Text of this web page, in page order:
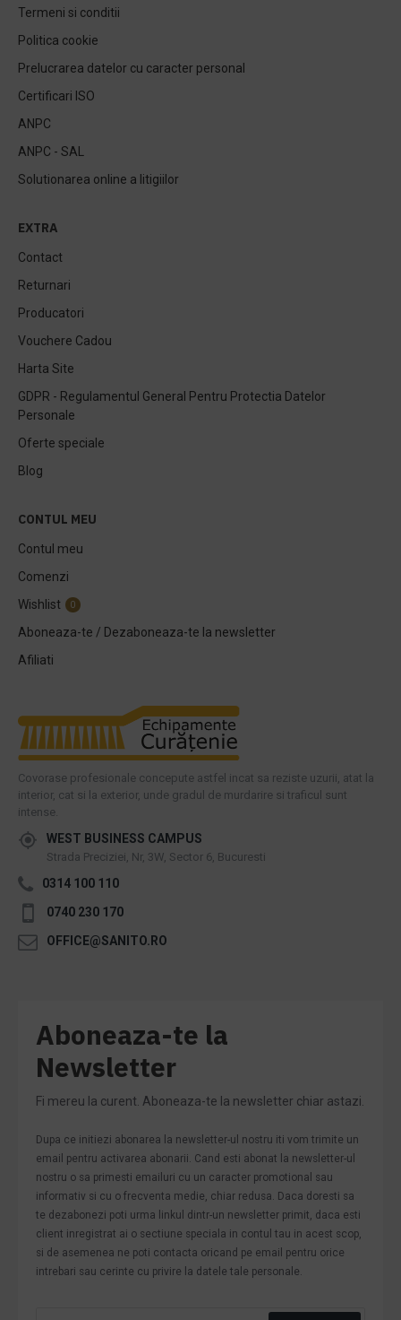
Termeni si conditii
Politica cookie
Prelucrarea datelor cu caracter personal
Certificari ISO
ANPC
ANPC - SAL
Solutionarea online a litigiilor
EXTRA
Contact
Returnari
Producatori
Vouchere Cadou
Harta Site
GDPR - Regulamentul General Pentru Protectia Datelor
Personale
Oferte speciale
Blog
CONTUL MEU
Contul meu
Comenzi
Wishlist
0
Aboneaza-te / Dezaboneaza-te la newsletter
Afiliati
Covorase profesionale concepute astfel incat sa reziste uzurii, atat la
interior, cat si la exterior, unde gradul de murdarire si traficul sunt
intense.
WEST BUSINESS CAMPUS
Strada Preciziei, Nr, 3W, Sector 6, Bucuresti
0314 100 110
0740 230 170
OFFICE@SANITO.RO
Aboneaza-te la
Newsletter
Fi mereu la curent. Aboneaza-te la newsletter chiar astazi.
Dupa ce initiezi abonarea la newsletter-ul nostru iti vom trimite un
email pentru activarea abonarii. Cand esti abonat la newsletter-ul
nostru o sa primesti emailuri cu un caracter promotional sau
informativ si cu o frecventa medie, chiar redusa. Daca doresti sa
te dezabonezi poti urma linkul dintr-un newsletter primit, daca esti
client inregistrat ai o sectiune speciala in contul tau in acest scop,
si de asemenea ne poti contacta oricand pe email pentru orice
intrebari sau cerinte cu privire la datele tale personale.